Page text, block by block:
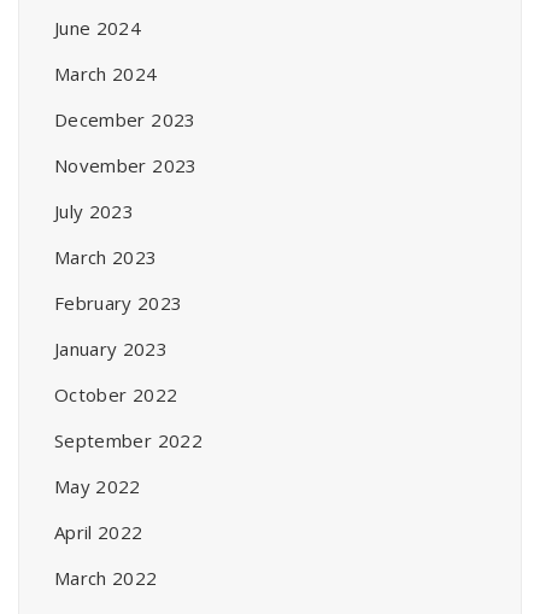
June 2024
March 2024
December 2023
November 2023
July 2023
March 2023
February 2023
January 2023
October 2022
September 2022
May 2022
April 2022
March 2022